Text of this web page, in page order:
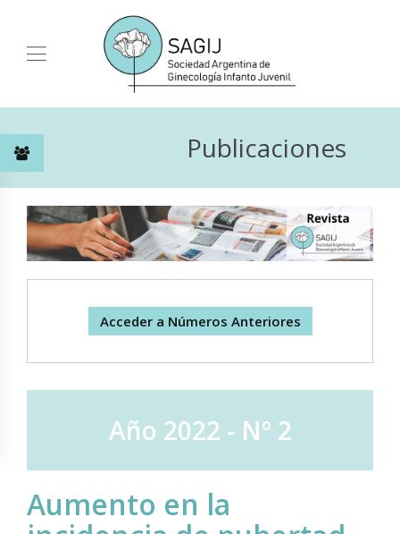
Publicaciones
Acceder a Números Anteriores
Año 2022 - Nº 2
Aumento en la